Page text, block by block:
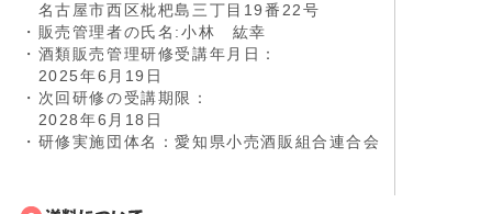
名古屋市西区枇杷島三丁目19番22号
・販売管理者の氏名:小林 紘幸
・酒類販売管理研修受講年月日：
2025年6月19日
・次回研修の受講期限：
2028年6月18日
・研修実施団体名：愛知県小売酒販組合連合会